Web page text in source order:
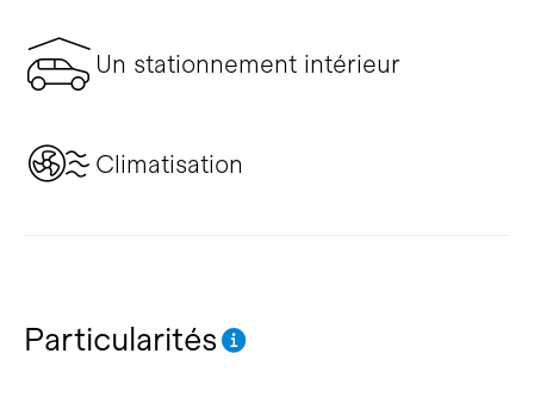
Un stationnement intérieur
Climatisation
Particularités